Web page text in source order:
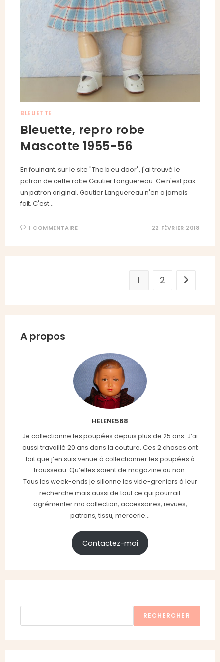
BLEUETTE
Bleuette, repro robe
Mascotte 1955-56
En fouinant, sur le site "The bleu door", j'ai trouvé le
patron de cette robe Gautier Languereau. Ce n'est pas
un patron original. Gautier Languereau n'en a jamais
fait. C'est…
1 COMMENTAIRE 22 FÉVRIER 2018
1 2 Aller à la
A propos
HELENE568
Je collectionne les poupées depuis plus de 25 ans. J’ai
aussi travaillé 20 ans dans la couture. Ces 2 choses ont
fait que j’en suis venue à collectionner les poupées à
trousseau. Qu’elles soient de magazine ou non.
Tous les week-ends je sillonne les vide-greniers à leur
recherche mais aussi de tout ce qui pourrait
agrémenter ma collection, accessoires, revues,
patrons, tissu, mercerie...
Contactez-moi
RECHERCHER